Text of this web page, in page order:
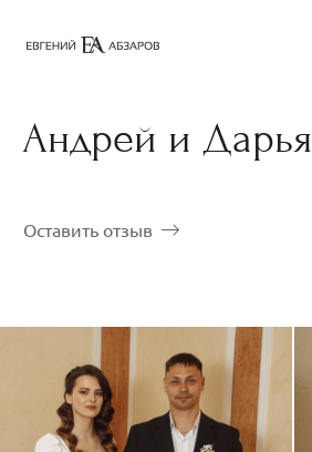
Андрей и Дарья
Оставить отзыв